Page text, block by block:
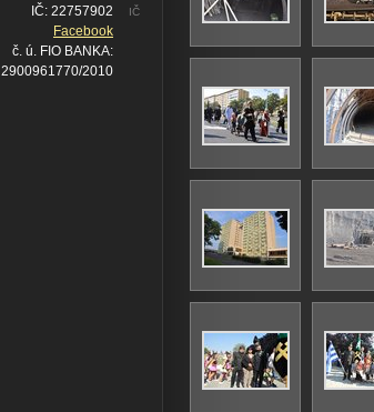
IČ
IČ: 22757902
Facebook
č. ú. FIO BANKA:
2900961770/2010